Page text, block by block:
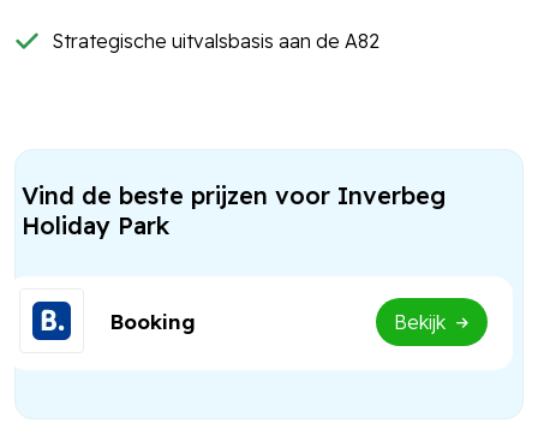
Strategische uitvalsbasis aan de A82
Vind de beste prijzen voor Inverbeg
Holiday Park
Booking Bekijk